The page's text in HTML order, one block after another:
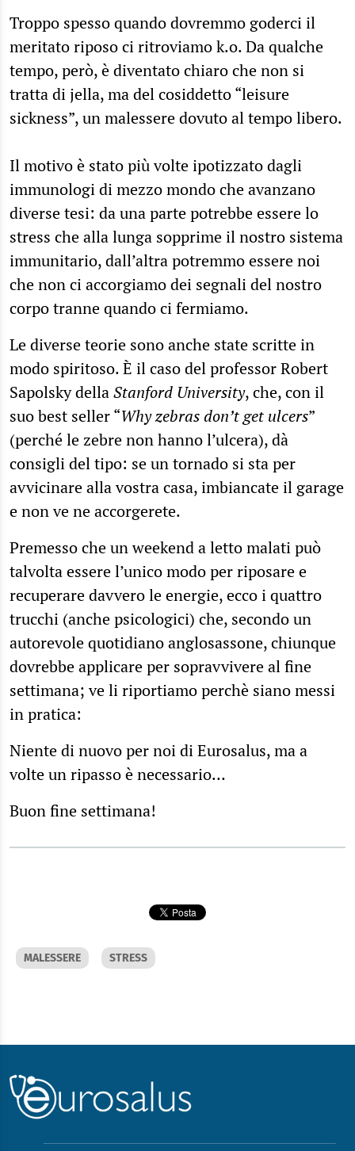
Troppo spesso quando dovremmo goderci il
meritato riposo ci ritroviamo k.o. Da qualche
tempo, però, è diventato chiaro che non si
tratta di jella, ma del cosiddetto “leisure
sickness”, un malessere dovuto al tempo libero.
Il motivo è stato più volte ipotizzato dagli
immunologi di mezzo mondo che avanzano
diverse tesi: da una parte potrebbe essere lo
stress che alla lunga sopprime il nostro sistema
immunitario, dall’altra potremmo essere noi
che non ci accorgiamo dei segnali del nostro
corpo tranne quando ci fermiamo.
Le diverse teorie sono anche state scritte in
modo spiritoso. È il caso del professor Robert
Sapolsky dellaStanford University, che, con il
suo best seller “Why zebras don’t get ulcers”
(perché le zebre non hanno l’ulcera), dà
consigli del tipo: se un tornado si sta per
avvicinare alla vostra casa, imbiancate il garage
e non ve ne accorgerete.
Premesso che un weekend a letto malati può
talvolta essere l’unico modo per riposare e
recuperare davvero le energie, ecco i quattro
trucchi (anche psicologici) che, secondo un
autorevole quotidiano anglosassone, chiunque
dovrebbe applicare per sopravvivere al fine
settimana; ve li riportiamo perchè siano messi
in pratica:
Niente di nuovo per noi di Eurosalus, ma a
volte un ripasso è necessario…
Buon fine settimana!
MALESSERE STRESS